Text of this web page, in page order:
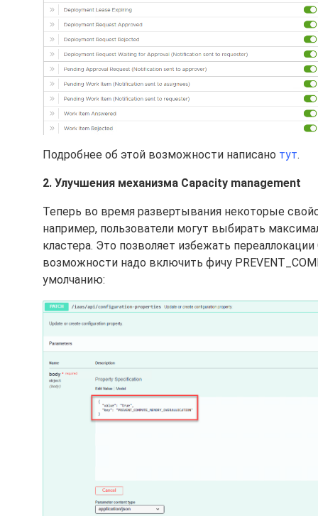
Подробнее об этой возможности написано тут.
2. Улучшения механизма Capacity management
Теперь во время развертывания некоторые
например, пользователи могут выбирать
кластера. Это позволяет избежать
возможности надо включить фичу
умолчанию: